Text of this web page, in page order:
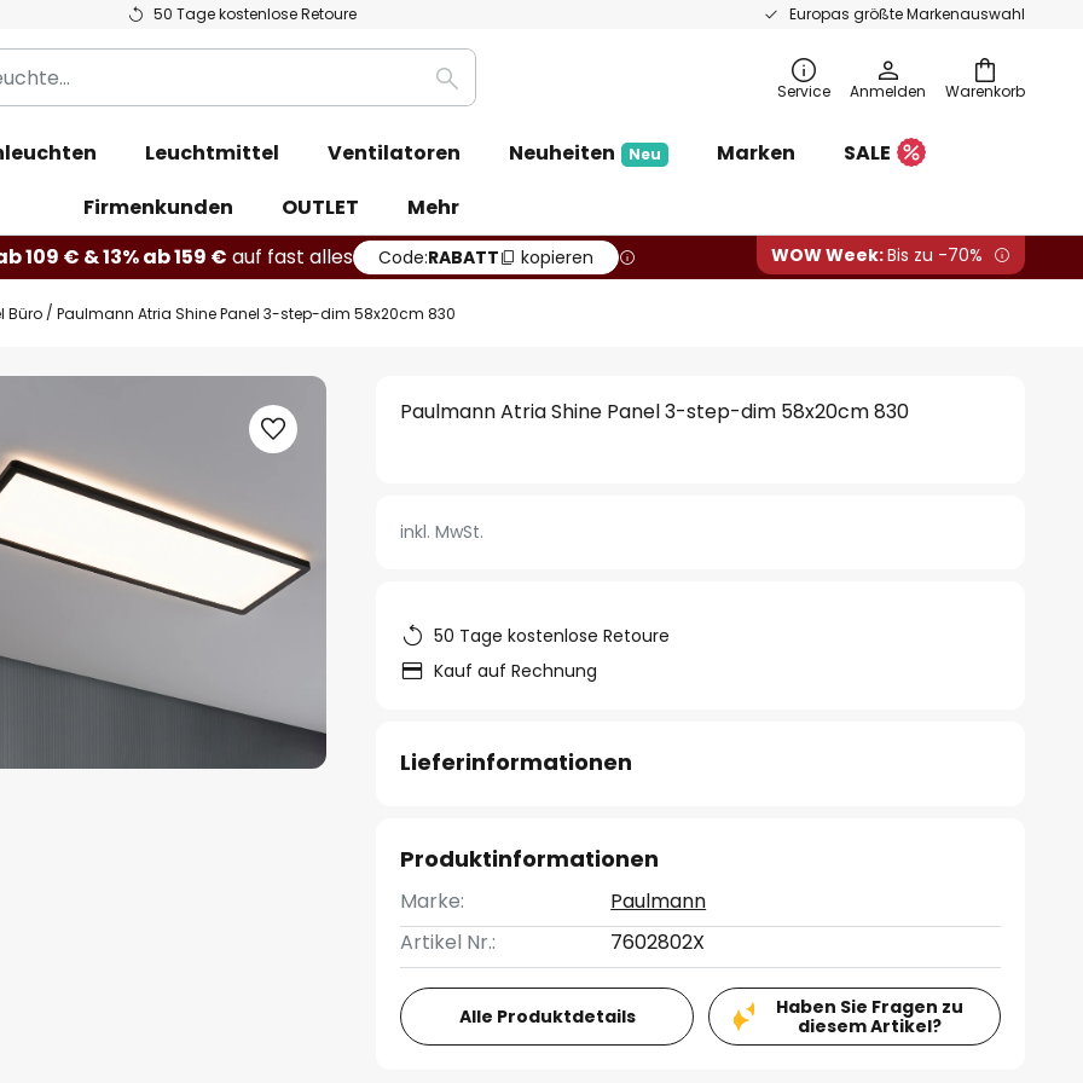
50 Tage kostenlose Retoure Europas größte Markenauswahl
Warenkorb
Suche Service Anmelden
Leuchtmittel Ventilatoren Neuheiten Neu Marken
SALE
Firmenkunden
OUTLET
Mehr
109 € & 13% ab 159 € auf fast alles Code:RABATT kopieren WOW Week:Bis zu -70%
Büro Paulmann Atria Shine Panel 3-step-dim 58x20cm 830
Paulmann Atria Shine Panel 3-step-dim 58x20cm 830
inkl. MwSt.
50 Tage kostenlose Retoure
Kauf auf Rechnung
Lieferinformationen
Produktinformationen
Marke:
Paulmann
Artikel Nr.:
7602802X
Alle Produktdetails
Haben Sie Fragen zu
diesem Artikel?